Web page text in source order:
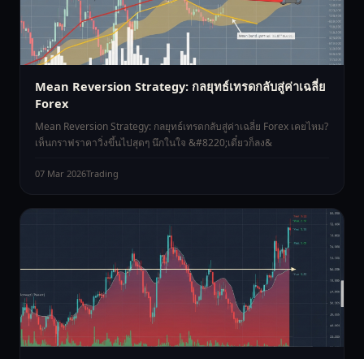
Mean Reversion Strategy: กลยุทธ์เทรดกลับสู่ค่าเฉลี่ย
Forex
Mean Reversion Strategy: กลยุทธ์เทรดกลับสู่ค่าเฉลี่ย Forex เคยไหม?
เห็นกราฟราคาวิ่งขึ้นไปสุดๆ นึกในใจ &#8220;เดี๋ยวก็ลง&
07 Mar 2026Trading